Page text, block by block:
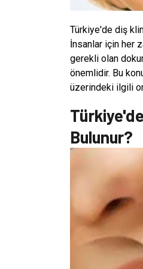
Türkiye'de diş
İnsanlar için her
gerekli olan
önemlidir. Bu
üzerindeki ilgili
Bulunur?